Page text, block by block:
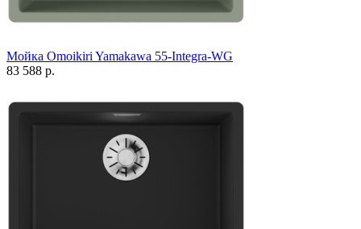
Мойка Omoikiri Yamakawa 55-Integra-WG
83 588 р.